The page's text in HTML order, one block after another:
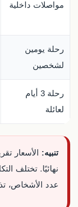
مواصلات داخلية
رحلة يومين
لشخصين
رحلة 3 أيام
لعائلة
تنبيه: الأسعار
نهائيًا. تختلف
عدد الأشخاص،